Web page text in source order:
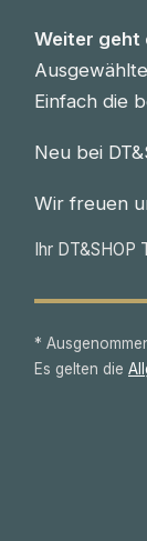
Weiter geht
Einfach die
Neu bei
Wir freuen
Ihr DT&SHOP
*
Es gelten die